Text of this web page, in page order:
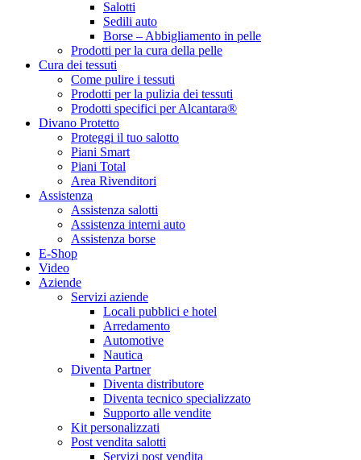
Salotti
Sedili auto
Borse – Abbigliamento in pelle
Prodotti per la cura della pelle
Cura dei tessuti
Come pulire i tessuti
Prodotti per la pulizia dei tessuti
Prodotti specifici per Alcantara®
Divano Protetto
Proteggi il tuo salotto
Piani Smart
Piani Total
Area Rivenditori
Assistenza
Assistenza salotti
Assistenza interni auto
Assistenza borse
E-Shop
Video
Aziende
Servizi aziende
Locali pubblici e hotel
Arredamento
Automotive
Nautica
Diventa Partner
Diventa distributore
Diventa tecnico specializzato
Supporto alle vendite
Kit personalizzati
Post vendita salotti
Servizi post vendita